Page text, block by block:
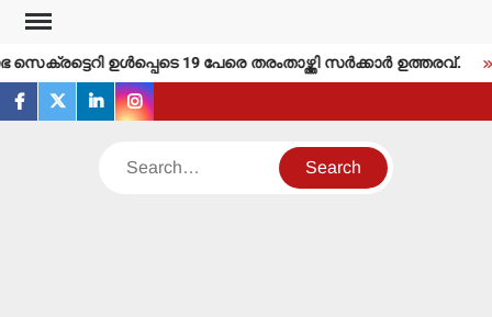
Skip
content
ഉള്‍പ്പെടെ 19 പേരെ തരംതാഴ്ത്തി സര്‍ക്കാര്‍ ഉത്തരവ്.
facebook
twitterlinkedininstagram
Search